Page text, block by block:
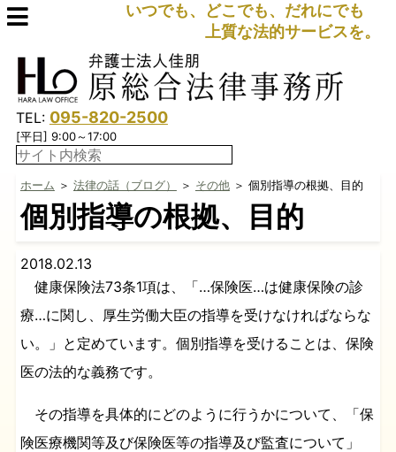
いつでも、どこでも、だれにでも
上質な法的サービスを。
TEL: 095-820-2500
[平日] 9:00～17:00
ホーム ＞ 法律の話（ブログ） ＞ その他＞ 個別指導の根拠、目的
個別指導の根拠、目的
2018.02.13
健康保険法73条1項は、「…保険医…は健康保険の診
療…に関し、厚生労働大臣の指導を受けなければならな
い。」と定めています。個別指導を受けることは、保険
医の法的な義務です。
その指導を具体的にどのように行うかについて、「保
険医療機関等及び保険医等の指導及び監査について」